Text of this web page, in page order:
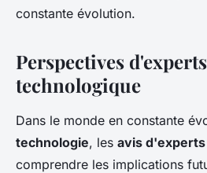
constante évolution.
Perspectives
technologique
Dans le monde en constante
technologie, les avis d'experts
comprendre les implications